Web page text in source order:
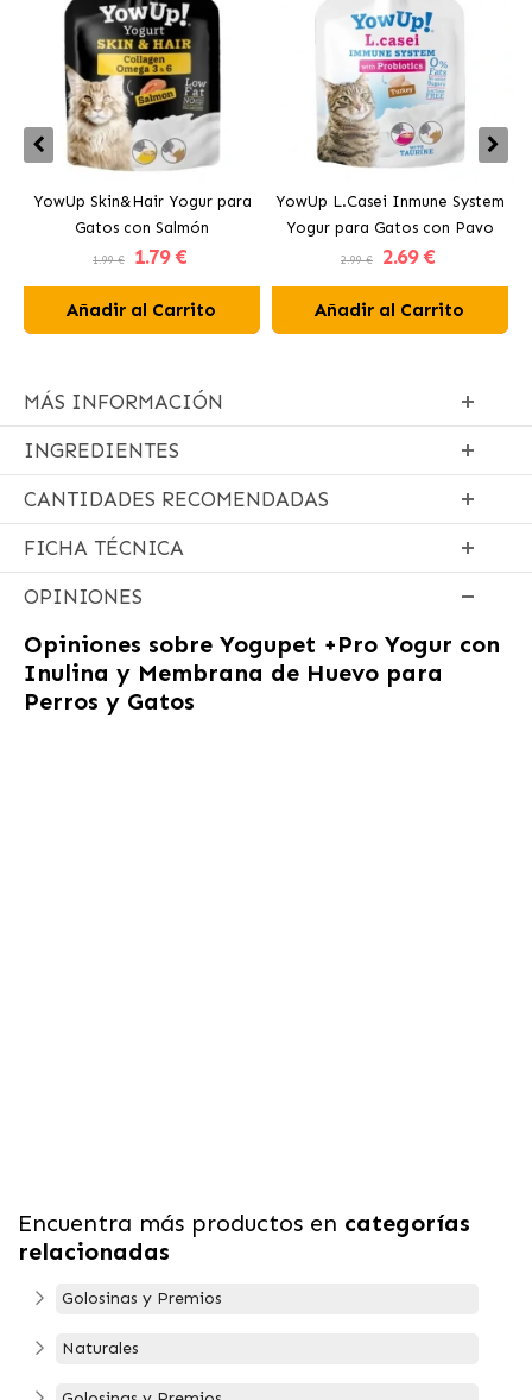
YowUp Skin&Hair Yogur para
Gatos con Salmón
1.99 € 1.79 €
Añadir al Carrito
YowUp L.Casei Inmune System
Yogur para Gatos con Pavo
2.99 € 2.69 €
Añadir al Carrito
MÁS INFORMACIÓN
INGREDIENTES
CANTIDADES RECOMENDADAS
FICHA TÉCNICA
OPINIONES
Opiniones sobre Yogupet +Pro Yogur con
Inulina y Membrana de Huevo para
Perros y Gatos
Encuentra más productos en categorías
relacionadas
Golosinas y Premios
Naturales